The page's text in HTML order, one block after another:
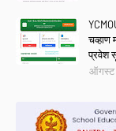
चव्हाण
प्रवेश
ऑगस्ट